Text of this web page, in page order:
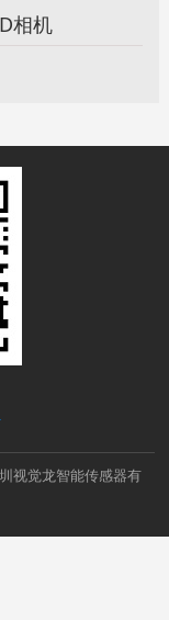
相机
视觉龙智能传感器有